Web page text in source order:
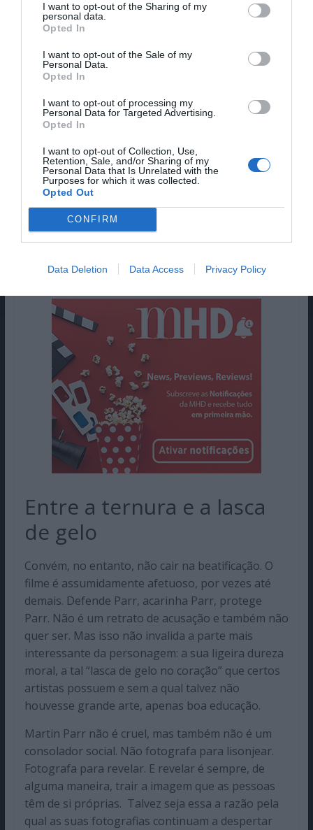
I want to opt-out of the Sharing of my
personal data.
Opted In
I want to opt-out of the Sale of my
Personal Data.
Opted In
I want to opt-out of processing my
Personal Data for Targeted Advertising.
Opted In
I want to opt-out of Collection, Use,
Retention, Sale, and/or Sharing of my
Personal Data that Is Unrelated with the
Purposes for which it was collected.
Opted Out
CONFIRM
Data Deletion Data Access Privacy Policy
que o mundo comum merece atenção estética.
Que um brinco excêntrico, uma sandes
fluorescente, um prato de plástico, um fato de
banho demasiado apertado ou um sorriso errado
podem conter mais verdade sobre uma época do
que mil editoriais indignados. Lee Shulman, que já
vinha do universo do The Anonymous Project e do
fotografias privadas que ficaram perdidas no
mundo e no tempo, desde os anos 1940 até ao
advento do digital — e colaborou com Parr no
livro Déjà View, percebe afinidades profundas
entre o seu próprio fascínio pela memória
cromática e o olhar do fotógrafo britânico sobre o
Entre a ternura e a lasca
de gelo
Convém, no entanto, não cair na beatificação. O
filme é assumidamente afetuoso, por vezes até
demais. Defende Parr, acarinha Parr, protege
Parr. Não é um retrato de acusação e também não
quer ser. Mas isso não invalida a parte mais
interessante da personagem: a sua ligeira dureza
moral, a tal “lasca de gelo no coração” que certos
artistas possuem e sem a qual talvez não
houvesse grande arte, apenas boa educação.
Martin Parr não é cruel, mas também não é um
consolador social. Não fotografa para lisonjear.
Fotografa para revelar. E revelar é sempre, de
alguma maneira, trair a imagem que as pessoas
têm de si próprias. Talvez seja essa a razão pela
qual as suas fotografias continuam a despertar